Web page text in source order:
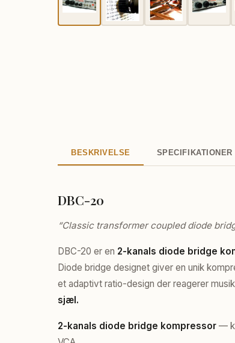
BESKRIVELSE SPECIFIKATIONER
DBC-20
“Classic transformer coupled diode
DBC-20 er en 2-kanals diode bridge
Diode bridge designet giver en unik
et adaptivt ratio-design der reagerer
sjæl.
2-kanals diode bridge kompressor —